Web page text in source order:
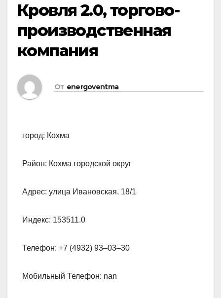
Кровля 2.0, торгово-
производственная
компания
От energoventma
город: Кохма
Район: Кохма городской округ
Адрес: улица Ивановская, 18/1
Индекс: 153511.0
Телефон: +7 (4932) 93‒03‒30
Мобильный Телефон: nan